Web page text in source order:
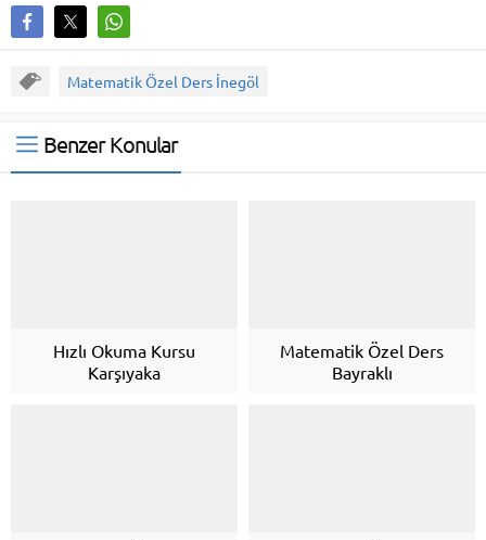
Matematik Özel Ders İnegöl
Benzer Konular
Hızlı Okuma Kursu
Karşıyaka
Matematik Özel Ders
Bayraklı